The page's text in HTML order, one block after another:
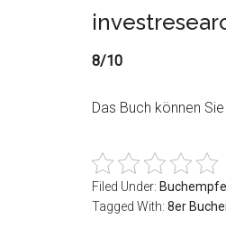
8/10
Das Buch können Sie
Filed Under:
Tagged With: 8er